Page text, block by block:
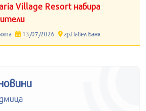
Village Resort набира
13/07/2026 гр.Павел Баня